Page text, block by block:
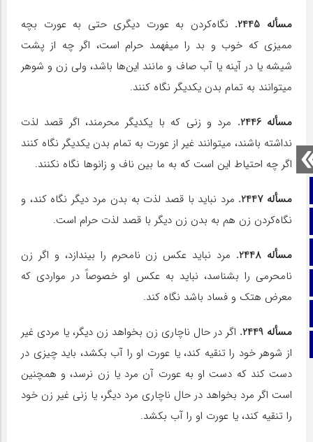
صفحه نخست
تماس با ما
آپارات
مسأله 2445.
نگاه‌کردن به عورت دیگری حتی به عورت بچه
ممیزی که خوب و بد را می‎فهمد حرام است، اگر چه از پشت
شیشه یا در آینه یا آب صاف و مانند این‌ها باشد، ولی زن و شوهر
می‎توانند به تمام بدن یکدیگر نگاه کنند.
مسأله 2446.
مرد و زنی که با یکدیگر محرمند، اگر قصد لذت
نداشته باشند، می‎توانند غیر از عورت به تمام بدن یکدیگر نگاه کنند
اگر چه احتیاط این است که به ما بین ناف و زانوها نگاه نکنند.
مسأله 2447.
مرد نباید با قصد لذت به بدن مرد دیگر نگاه کند، و
نگاه‌کردن زن هم به بدن زن دیگر با قصد لذت حرام است.
مسأله 2448.
مرد نباید عکس زن نامحرم را بیندازد، و اگر زن
نامحرمی را بشناسد، نباید به عکس او خصوصاً در مواردی که
معرض هتک و فساد باشد نگاه کند.
مسأله 2449.
اگر در حال ناچاری زن بخواهد زن دیگر، یا مردی غیر
از شوهر خود را تنقیه کند، یا عورت او را آب بکشد، باید چیزی در
دست کند که دست او به عورت آن مرد یا زن نرسد، و همچنین
است اگر مرد بخواهد در حال ناچاری مرد دیگر، یا زنی غیر زن خود
را تنقیه کند، یا عورت او را آب بکشد.